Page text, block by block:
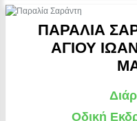
ΠΑΡΑΛΙΑ
ΑΓΙΟΥ
Οδική